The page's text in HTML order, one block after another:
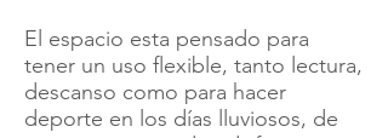
El espacio esta pensado para
tener un uso flexible, tanto lectura,
descanso como para hacer
deporte en los días lluviosos, de